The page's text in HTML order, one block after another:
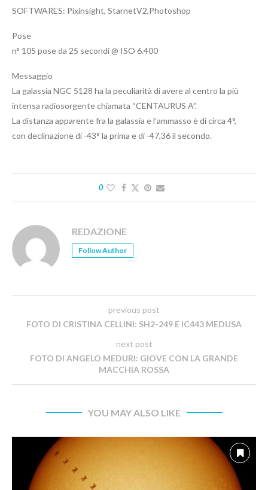
SOFTWARES: Pixinsight, StarnetV2,Photoshop
Pose
n° 105 pose da 25 secondi @ ISO 6.400
Messaggio
La galassia NGC 5128 ha la peculiarità di avere al centro la più
intensa radiosorgente chiamata “CENTAURUS A”.
La distanza apparente fra la galassia e l’ammasso è di circa 4°,
con declinazione di -43° la prima e di -47,36 il secondo.
0
REDAZIONE
Follow Author
previous post
FOTO DI CRISTINA CELLINI: SH2-249 E IC443 MEDUSA
next post
FOTO DI ANGELO MEDURI: GIOVE CON LA GRANDE
MACCHIA ROSSA
YOU MAY ALSO LIKE